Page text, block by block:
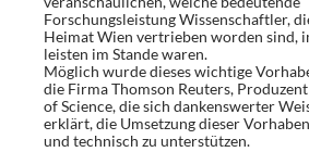
Forschungsleistung Wissenschaftler,
Heimat Wien vertrieben worden sind,
leisten im Stande waren.
Möglich wurde dieses wichtige
die Firma Thomson Reuters,
of Science, die sich dankenswerter
erklärt, die Umsetzung dieser
und technisch zu unterstützen.